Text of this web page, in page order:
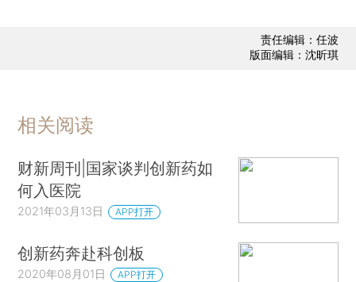
责任编辑：任波
版面编辑：沈昕琪
相关阅读
财新周刊|国家谈判创新药如
何入医院
2021年03月13日 APP打开
创新药奔赴科创板
2020年08月01日 APP打开